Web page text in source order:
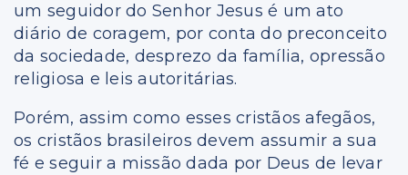
um seguidor do Senhor Jesus é um ato
diário de coragem, por conta do preconceito
da sociedade, desprezo da família, opressão
religiosa e leis autoritárias.
Porém, assim como esses cristãos afegãos,
os cristãos brasileiros devem assumir a sua
fé e seguir a missão dada por Deus de levar